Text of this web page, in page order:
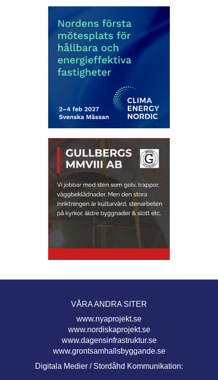
VÅRA ANDRA SITER
www.nyaprojekt.se
www.nordiskaprojekt.se
www.dagensinfrastruktur.se
www.grontsamhallsbyggande.se
Digitala Medier / Stordåhd Kommunikation: